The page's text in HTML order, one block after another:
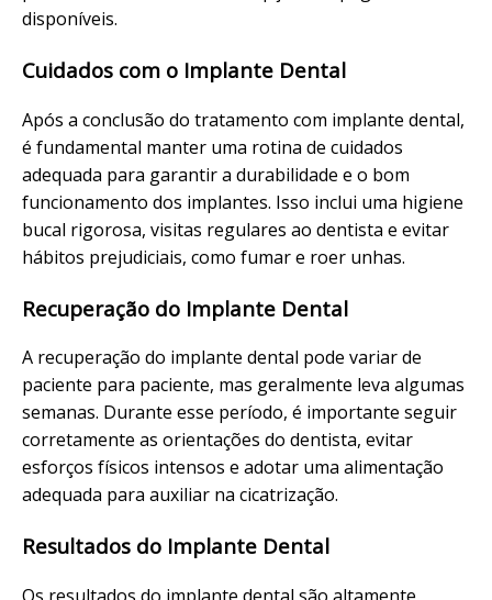
disponíveis.
Cuidados com o Implante Dental
Após a conclusão do tratamento com implante dental,
é fundamental manter uma rotina de cuidados
adequada para garantir a durabilidade e o bom
funcionamento dos implantes. Isso inclui uma higiene
bucal rigorosa, visitas regulares ao dentista e evitar
hábitos prejudiciais, como fumar e roer unhas.
Recuperação do Implante Dental
A recuperação do implante dental pode variar de
paciente para paciente, mas geralmente leva algumas
semanas. Durante esse período, é importante seguir
corretamente as orientações do dentista, evitar
esforços físicos intensos e adotar uma alimentação
adequada para auxiliar na cicatrização.
Resultados do Implante Dental